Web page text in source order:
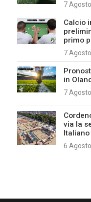
7
Calcio
primo
7
in
7
via la
6